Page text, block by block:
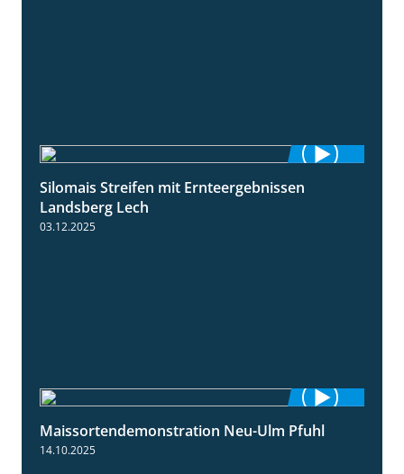
11:01
Silomais Streifen mit Ernteergebnissen
Landsberg Lech
03.12.2025
7:10
Maissortendemonstration Neu-Ulm Pfuhl
14.10.2025